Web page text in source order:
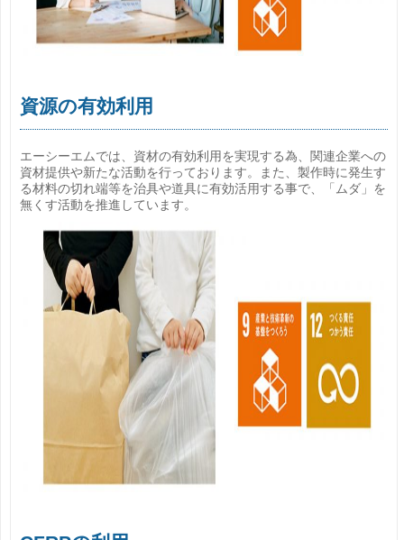
資源の有効利用
エーシーエムでは、資材の有効利用を実現する為、関連企業への
資材提供や新たな活動を行っております。また、製作時に発生す
る材料の切れ端等を治具や道具に有効活用する事で、「ムダ」を
無くす活動を推進しています。